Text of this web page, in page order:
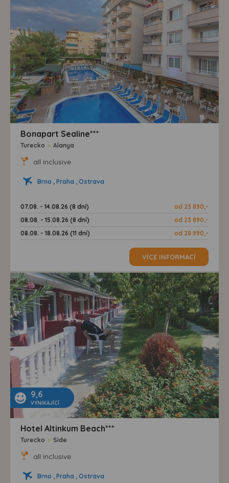
Bonapart Sealine***
Turecko > Alanya
all inclusive
Brno , Praha , Ostrava
07.08. - 14.08.26 (8 dní)
od 23 890,-
08.08. - 15.08.26 (8 dní)
od 23 890,-
08.08. - 18.08.26 (11 dní)
od 28 990,-
VÍCE INFORMACÍ
9,6
VYNIKAJÍCÍ
Hotel Altinkum Beach***
Turecko > Side
all inclusive
Brno , Praha , Ostrava